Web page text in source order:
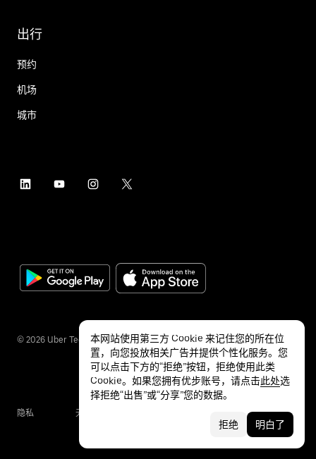
出行
预约
机场
城市
© 2026 Uber Technologies Inc.
隐私 无障碍服务
本网站使用第三方 Cookie 来记住您的所在位
置，向您投放相关广告并提供个性化服务。您
可以点击下方的“拒绝”按钮，拒绝使用此类
Cookie。如果您拥有优步账号，请点击此处选
择拒绝“出售”或“分享”您的数据。
拒绝 明白了